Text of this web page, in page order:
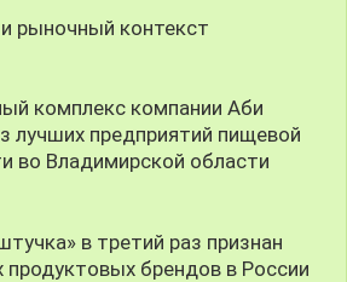
рыночный контекст
комплекс компании Аби
лучших предприятий пищевой
во Владимирской области
в третий раз признан
продуктовых брендов в России